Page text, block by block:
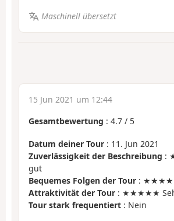
Maschinell übersetzt
15 Jun 2021 um 12:44
Gesamtbewertung : 4.7 / 5
Datum deiner Tour : 11. Jun 2021
Zuverlässigkeit der Beschreibung :
gut
Bequemes Folgen der Tour :
Attraktivität der Tour : ★★★★★
Tour stark frequentiert : Nein